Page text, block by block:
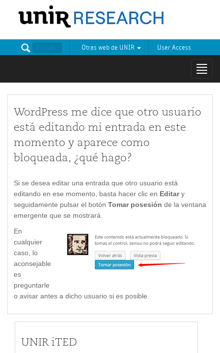
User Access
Otras web de UNIR
WordPress me dice que otro usuario
está editando mi entrada en este
momento y aparece como
bloqueada, ¿qué hago?
Si se desea editar una entrada que otro usuario está
editando en ese momento, basta hacer clic en Editary
seguidamente pulsar el botón Tomar posesión de la ventana
emergente que se mostrará.
En
cualquier
caso, lo
aconsejable
es
preguntarle
o avisar antes a dicho usuario si es posible.
UNIR iTED